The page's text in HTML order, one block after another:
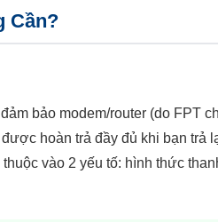
Cần?
bảo modem/router (do FPT
hoàn trả đầy đủ khi bạn trả
vào 2 yếu tố: hình thức